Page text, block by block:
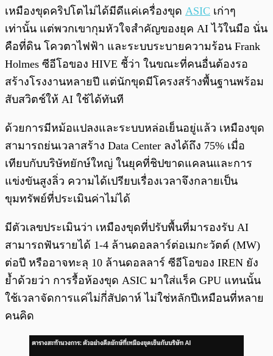
เหมืองขุดคริปโตไม่ได้มีดีแค่เครื่องขุด ASIC เก่าๆ
เท่านั้น แต่พวกเขากุมหัวใจสำคัญของยุค AI ไว้ในมือ นั่น
คือที่ดิน โควตาไฟฟ้า และระบบระบายความร้อน Frank
Holmes ซีอีโอของ HIVE ชี้ว่า ในขณะที่คนอื่นต้องรอ
สร้างโรงงานหลายปี แต่นักขุดมีโครงสร้างพื้นฐานพร้อม
สับสวิตช์ให้ AI ใช้ได้ทันที
ด้วยการมีหม้อแปลงและระบบหล่อเย็นอยู่แล้ว เหมืองขุด
สามารถย่นเวลาสร้าง Data Center ลงได้ถึง 75% เมื่อ
เทียบกับบริษัทยักษ์ใหญ่ ในยุคที่ชิปขาดแคลนและการ
แข่งขันสูงลิ่ว ความได้เปรียบเรื่องเวลาจึงกลายเป็น
ขุมทรัพย์ที่ประเมินค่าไม่ได้
มีตัวเลขประเมินว่า เหมืองขุดที่ปรับพื้นที่มารองรับ AI
สามารถฟันรายได้ 1-4 ล้านดอลลาร์ต่อเมกะวัตต์ (MW)
ต่อปี หรืออาจทะลุ 10 ล้านดอลลาร์ ซีอีโอของ IREN ยัง
ย้ำด้วยว่า การรื้อห้องขุด ASIC มาใส่แร็ค GPU แทนนั้น
ใช้เวลาจัดการแค่ไม่กี่สัปดาห์ ไม่ใช่หลักปีเหมือนที่หลาย
คนคิด